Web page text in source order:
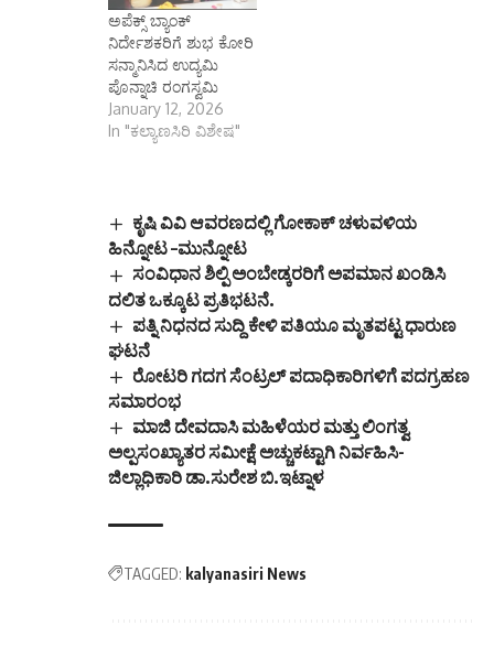
ಅಪೆಕ್ಸ್ ಬ್ಯಾಂಕ್
ನಿರ್ದೇಶಕರಿಗೆ ಶುಭ ಕೋರಿ
ಸನ್ಮಾನಿಸಿದ ಉದ್ಯಮಿ
ಪೊನ್ನಾಚಿ ರಂಗಸ್ವಮಿ
January 12, 2026
In "ಕಲ್ಯಾಣಸಿರಿ ವಿಶೇಷ"
ಕೃಷಿ ವಿವಿ ಆವರಣದಲ್ಲಿ ಗೋಕಾಕ್ ಚಳುವಳಿಯ
ಹಿನ್ನೋಟ –ಮುನ್ನೋಟ
ಸಂವಿಧಾನ ಶಿಲ್ಪಿ ಅಂಬೇಡ್ಕರರಿಗೆ ಅಪಮಾನ ಖಂಡಿಸಿ
ದಲಿತ ಒಕ್ಕೂಟ ಪ್ರತಿಭಟನೆ.
ಪತ್ನಿ ನಿಧನದ ಸುದ್ದಿ ಕೇಳಿ ಪತಿಯೂ ಮೃತಪಟ್ಟ ಧಾರುಣ
ಘಟನೆ
ರೋಟರಿ ಗದಗ ಸೆಂಟ್ರಲ್ ಪದಾಧಿಕಾರಿಗಳಿಗೆ ಪದಗ್ರಹಣ
ಸಮಾರಂಭ
ಮಾಜಿ ದೇವದಾಸಿ ಮಹಿಳೆಯರ ಮತ್ತು ಲಿಂಗತ್ವ
ಅಲ್ಪಸಂಖ್ಯಾತರ ಸಮೀಕ್ಷೆ ಅಚ್ಚುಕಟ್ಟಾಗಿ ನಿರ್ವಹಿಸಿ-
ಜಿಲ್ಲಾಧಿಕಾರಿ ಡಾ.ಸುರೇಶ ಬಿ.ಇಟ್ನಾಳ
TAGGED: kalyanasiri News